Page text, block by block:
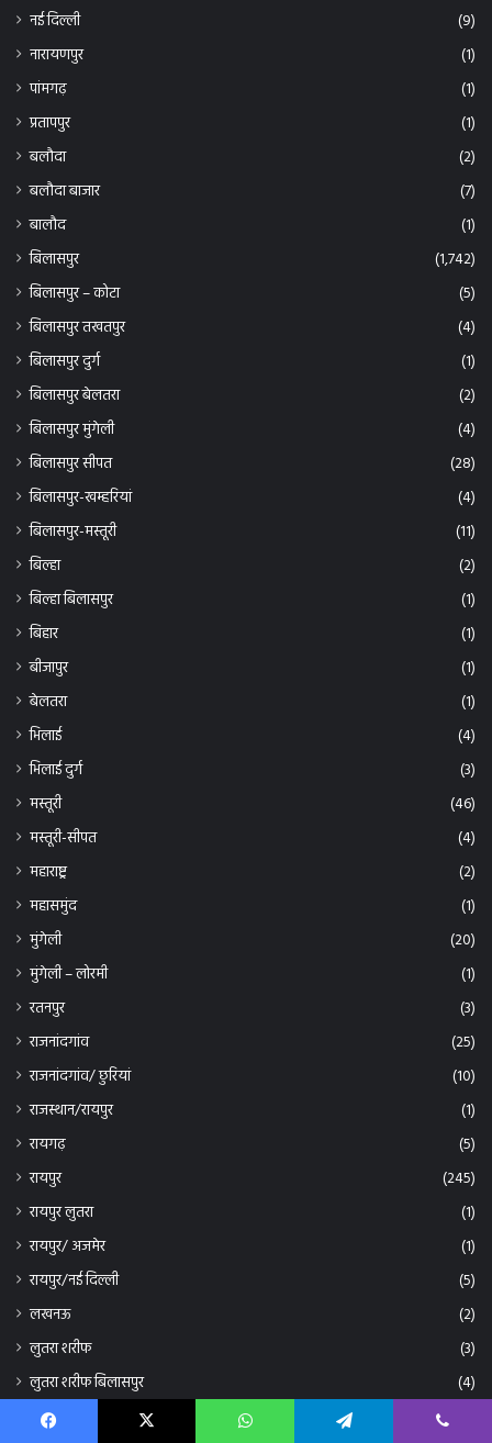
नई दिल्ली
(9)
नारायणपुर
(1)
पांमगढ़
(1)
प्रतापपुर
(1)
बलौदा
(2)
बलौदा बाजार
(7)
बालौद
(1)
बिलासपुर
(1,742)
बिलासपुर – कोटा
(5)
बिलासपुर तखतपुर
(4)
बिलासपुर दुर्ग
(1)
बिलासपुर बेलतरा
(2)
बिलासपुर मुंगेली
(4)
बिलासपुर सीपत
(28)
बिलासपुर-खम्हरियां
(4)
बिलासपुर-मस्तूरी
(11)
बिल्हा
(2)
बिल्हा बिलासपुर
(1)
बिहार
(1)
बीजापुर
(1)
बेलतरा
(1)
भिलाई
(4)
भिलाई दुर्ग
(3)
मस्तूरी
(46)
मस्तूरी-सीपत
(4)
महाराष्ट्र
(2)
महासमुंद
(1)
मुंगेली
(20)
मुंगेली – लोरमी
(1)
रतनपुर
(3)
राजनांदगांव
(25)
राजनांदगांव/ छुरियां
(10)
राजस्थान/रायपुर
(1)
रायगढ़
(5)
रायपुर
(245)
रायपुर लुतरा
(1)
रायपुर/ अजमेर
(1)
रायपुर/नई दिल्ली
(5)
लखनऊ
(2)
लुतरा शरीफ
(3)
लुतरा शरीफ बिलासपुर
(4)
लैलुगा